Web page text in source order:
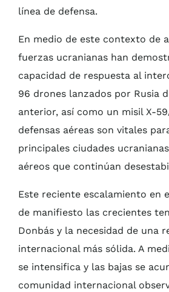
línea de defensa.
En medio de este contexto de
fuerzas ucranianas han
capacidad de respuesta al
96 drones lanzados por Rusia
anterior, así como un misil X-
defensas aéreas son vitales
principales ciudades
aéreos que continúan
Este reciente escalamiento en
de manifiesto las crecientes
Donbás y la necesidad de una
internacional más sólida. A
se intensifica y las bajas se
comunidad internacional